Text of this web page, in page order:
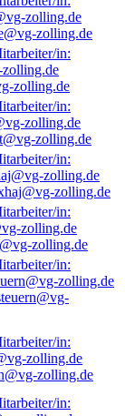
zolling.de
zolling.de
zolling.de
zolling.de
zolling.de
zolling.de